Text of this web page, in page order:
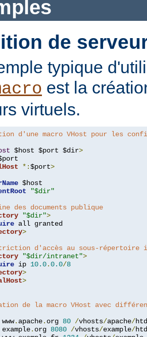
de
typique
est la
virtuels.
d'une macro VHost pour les
$host $port $dir>
*:$port>
$host
"$dir"
des documents publique
"$dir">
all granted
>
d'accès au sous-répertoire
"$dir/intranet">
ip 10.0.0.0/8
>
>
de la macro VHost avec
www. apache. org 80 /vhosts/apache/
example. org 8080 /vhosts/example/